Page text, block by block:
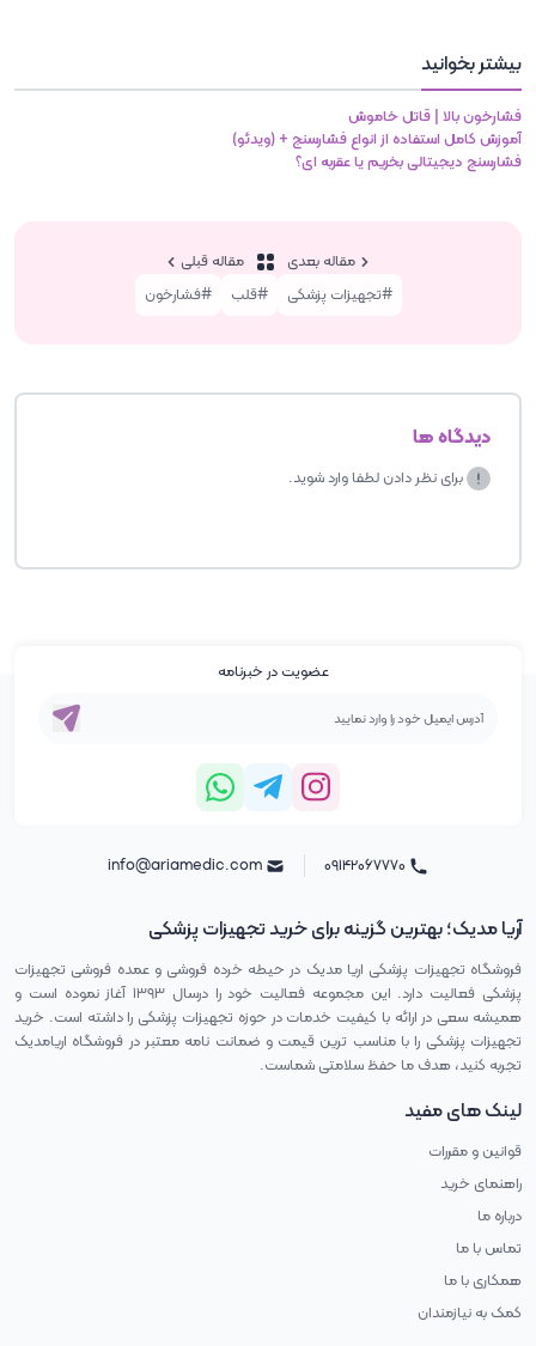
بیشتر بخوانید
فشارخون بالا | قاتل خاموش
آموزش کامل استفاده از انواع فشارسنج + (ویدئو)
فشارسنج دیجیتالی بخریم یا عقربه ای؟
تجهیزات پزشکی قلب فشارخون
مقاله بعدی مقاله قبلی
دیدگاه ها
برای نظر دادن لطفا وارد شوید.
عضویت در خبرنامه
آریا مدیک؛ بهترین گزینه برای خرید تجهیزات پزشکی
فروشگاه تجهیزات پزشکی اریا مدیک در حیطه خرده فروشی و عمده فروشی تجهیزات
پزشکی فعالیت دارد. این مجموعه فعالیت خود را درسال ۱۳۹۳ آغاز نموده است و
همیشه سعی در ارائه با کیفیت خدمات در حوزه تجهیزات پزشکی را داشته است. خرید
تجهیزات پزشکی را با مناسب ترین قیمت و ضمانت نامه معتبر در فروشگاه اریامدیک
تجربه کنید، هدف ما حفظ سلامتی شماست.
لینک های مفید
قوانین و مقررات
راهنمای خرید
درباره ما
تماس با ما
همکاری با ما
کمک به نیازمندان